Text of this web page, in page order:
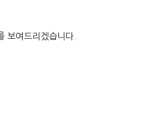
보여드리겠습니다.